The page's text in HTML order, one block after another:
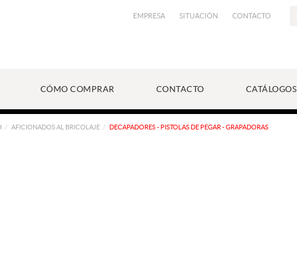
EMPRESA SITUACIÓN CONTACTO
CÓMO COMPRAR CONTACTO CATÁLOGOS
AFICIONADOS AL BRICOLAJE DECAPADORES - PISTOLAS DE PEGAR - GRAPADORAS